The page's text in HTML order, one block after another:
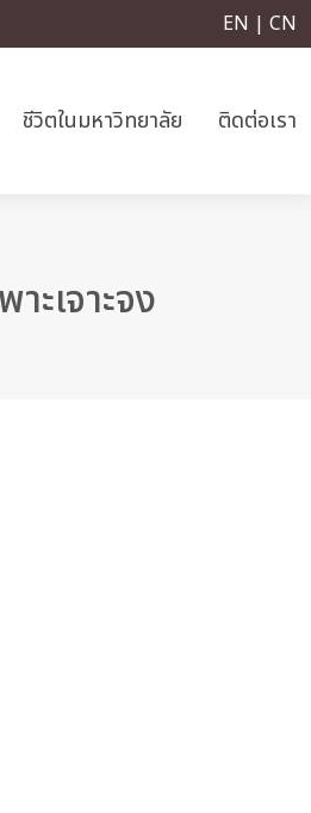
EN | CN
ชีวิตในมหาวิทยาลัย ติดต่อเรา
ะเจาะจง